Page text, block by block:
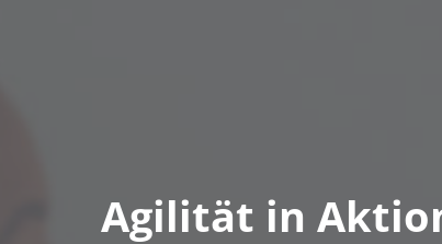
Agilität in